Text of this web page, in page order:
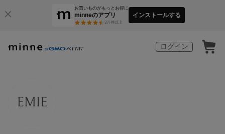
お買いものがもっとお得に
minneのアプリ
3万件以上
インストールする
ログイン